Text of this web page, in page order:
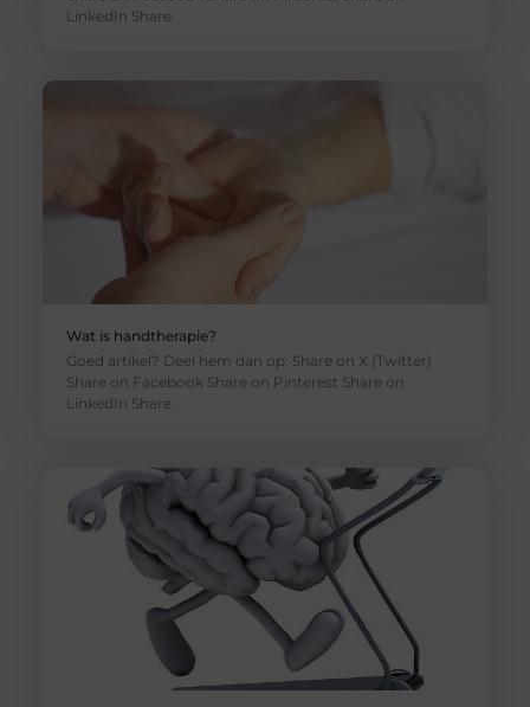
LinkedIn Share
Wat is handtherapie?
Goed artikel? Deel hem dan op: Share on X (Twitter)
Share on Facebook Share on Pinterest Share on
LinkedIn Share